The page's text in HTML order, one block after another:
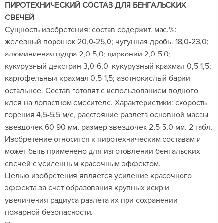
ПИРОТЕХНИЧЕСКИЙ СОСТАВ ДЛЯ БЕНГАЛЬСКИХ
СВЕЧЕЙ
Сущность изобретения: состав содержит. мас.%:
железный порошок 20,0-25,0; чугунная дробь. 18,0-23,0;
алюминиевая пудра 2,0-5,0; цирконий 2,0-5,0;
кукурузный декстрин 3,0-6,0: кукурузный крахмал 0,5-1,5;
картофельный крахмал 0,5-1,5; азотнокислый барий
остальное. Состав готовят с использованием водного
клея на лопастном смесителе. Характеристики: скорость
горения 4,5-5.5 м/с, расстояние разлета основной массы
звездочек 60-90 мм, размер звездочек 2,5-5,0 мм. 2 табл.
Изобретение относится к пиротехническим составам и
может быть применено для изготовлений бенгальских
свечей с усиленным красочным эффектом.
Целью изобретения является усиление красочного
эффекта за счет образования крупных искр и
увеличения радиуса разлета их при сохранении
пожарной безопасности.